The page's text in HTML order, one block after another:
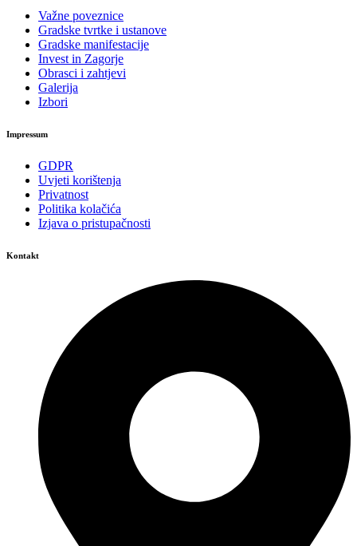
Važne poveznice
Gradske tvrtke i ustanove
Gradske manifestacije
Invest in Zagorje
Obrasci i zahtjevi
Galerija
Izbori
Impressum
GDPR
Uvjeti korištenja
Privatnost
Politika kolačića
Izjava o pristupačnosti
Kontakt